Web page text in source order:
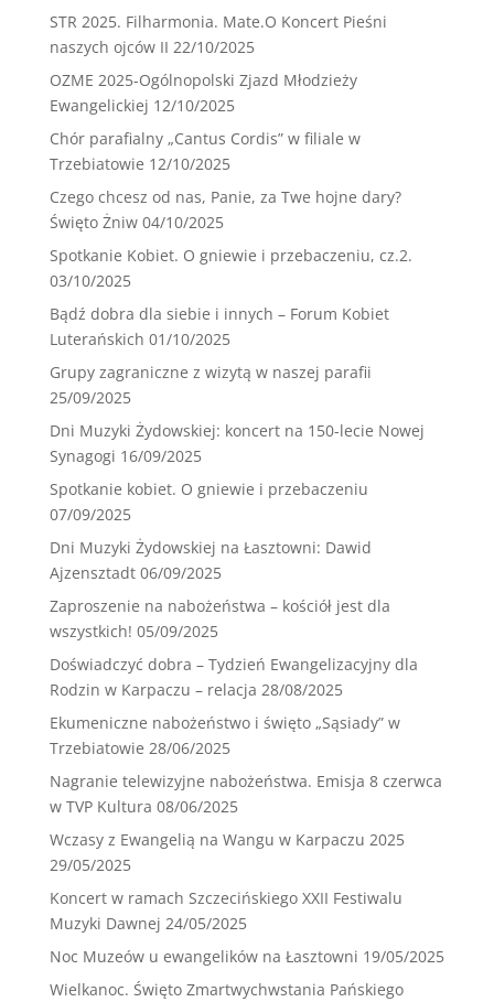
STR 2025. Filharmonia. Mate.O Koncert Pieśni
naszych ojców II 22/10/2025
OZME 2025-Ogólnopolski Zjazd Młodzieży
Ewangelickiej 12/10/2025
Chór parafialny „Cantus Cordis” w filiale w
Trzebiatowie 12/10/2025
Czego chcesz od nas, Panie, za Twe hojne dary?
Święto Żniw 04/10/2025
Spotkanie Kobiet. O gniewie i przebaczeniu, cz.2.
03/10/2025
Bądź dobra dla siebie i innych – Forum Kobiet
Luterańskich 01/10/2025
Grupy zagraniczne z wizytą w naszej parafii
25/09/2025
Dni Muzyki Żydowskiej: koncert na 150-lecie Nowej
Synagogi 16/09/2025
Spotkanie kobiet. O gniewie i przebaczeniu
07/09/2025
Dni Muzyki Żydowskiej na Łasztowni: Dawid
Ajzensztadt 06/09/2025
Zaproszenie na nabożeństwa – kościół jest dla
wszystkich! 05/09/2025
Doświadczyć dobra – Tydzień Ewangelizacyjny dla
Rodzin w Karpaczu – relacja 28/08/2025
Ekumeniczne nabożeństwo i święto „Sąsiady” w
Trzebiatowie 28/06/2025
Nagranie telewizyjne nabożeństwa. Emisja 8 czerwca
w TVP Kultura 08/06/2025
Wczasy z Ewangelią na Wangu w Karpaczu 2025
29/05/2025
Koncert w ramach Szczecińskiego XXII Festiwalu
Muzyki Dawnej 24/05/2025
Noc Muzeów u ewangelików na Łasztowni 19/05/2025
Wielkanoc. Święto Zmartwychwstania Pańskiego